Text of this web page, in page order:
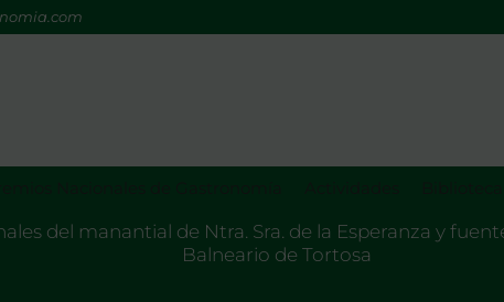
del manantial de Ntra. Sra. de la Esperanza y
Balneario de Tortosa